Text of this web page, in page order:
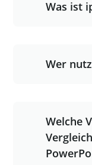
Was ist
Wer
Welche